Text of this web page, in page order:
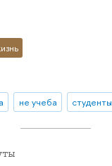
не учеба студенты